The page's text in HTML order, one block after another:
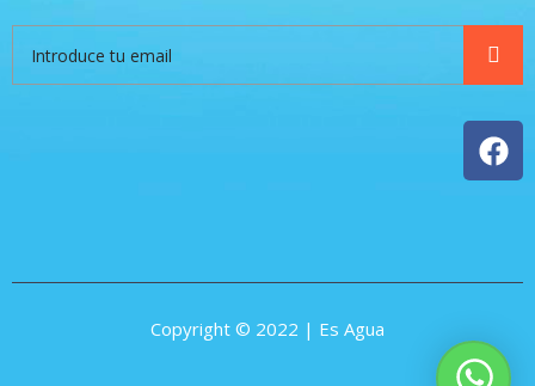
Copyright © 2022 | Es Agua